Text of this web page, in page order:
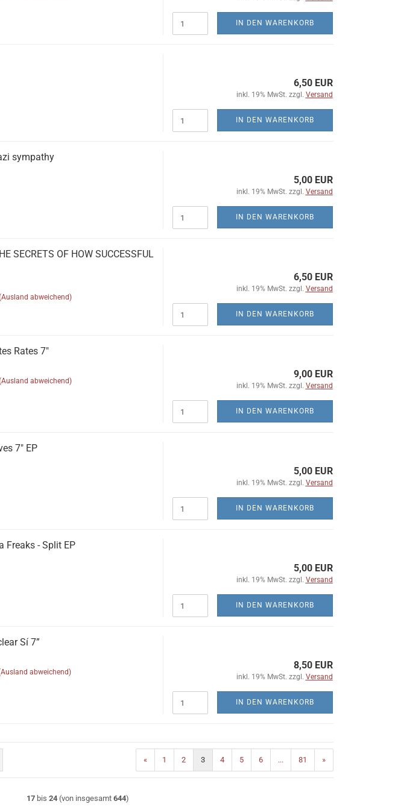
IN DEN WARENKORB
6,50 EUR
inkl. 19% MwSt. zzgl. Versand
IN DEN WARENKORB
sympathy
5,00 EUR
inkl. 19% MwSt. zzgl. Versand
IN DEN WARENKORB
SECRETS OF HOW SUCCESSFUL
abweichend)
6,50 EUR
inkl. 19% MwSt. zzgl. Versand
IN DEN WARENKORB
Rates 7"
abweichend)
9,00 EUR
inkl. 19% MwSt. zzgl. Versand
IN DEN WARENKORB
7" EP
5,00 EUR
inkl. 19% MwSt. zzgl. Versand
IN DEN WARENKORB
Freaks - Split EP
5,00 EUR
inkl. 19% MwSt. zzgl. Versand
IN DEN WARENKORB
Sí 7”
abweichend)
8,50 EUR
inkl. 19% MwSt. zzgl. Versand
IN DEN WARENKORB
« 1 2 3 4 5 6 ... 81 »
17 bis24 (von insgesamt644)